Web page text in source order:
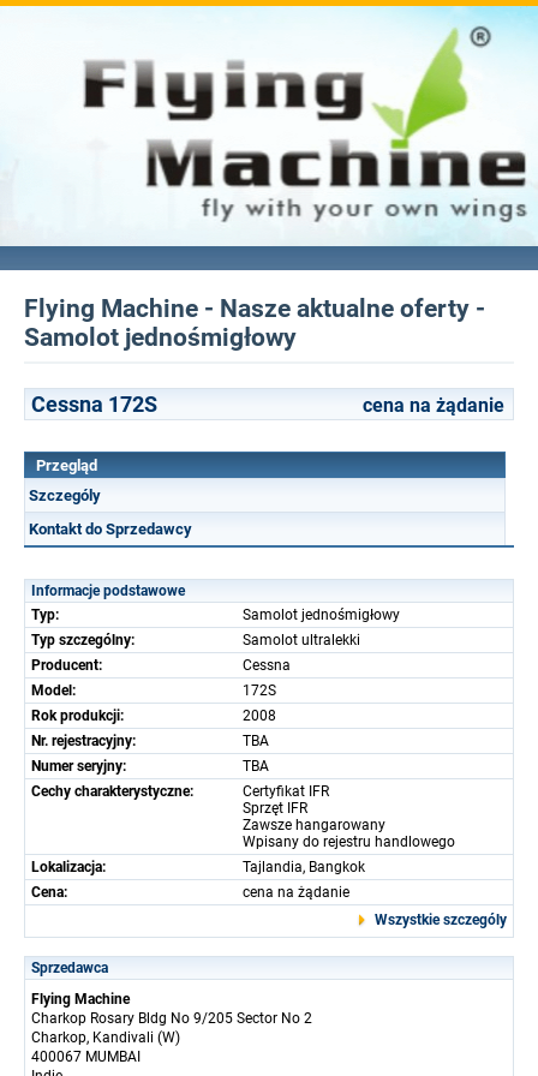
Flying Machine - Nasze aktualne oferty -
Samolot jednośmigłowy
Cessna 172S cena na żądanie
Przegląd
Szczególy
Kontakt do Sprzedawcy
Informacje podstawowe
Typ:
Samolot jednośmigłowy
Typ szczególny:
Samolot ultralekki
Producent:
Cessna
Model:
172S
Rok produkcji:
2008
Nr. rejestracyjny:
TBA
Numer seryjny:
TBA
Cechy charakterystyczne:
Certyfikat IFR
Sprzęt IFR
Zawsze hangarowany
Wpisany do rejestru handlowego
Lokalizacja:
Tajlandia, Bangkok
Cena:
cena na żądanie
Wszystkie szczególy
Sprzedawca
Flying Machine
Charkop Rosary Bldg No 9/205 Sector No 2
Charkop, Kandivali (W)
400067 MUMBAI